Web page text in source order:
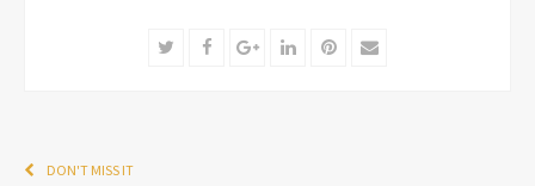
TwitterFacebookGoogle+LinkedInPinterest
Email
DON'T MISS IT